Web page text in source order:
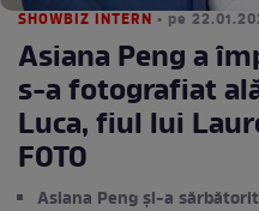
SHOWBIZ INTERN • pe
Asiana Peng a
s-a fotografiat
Luca, fiul lui
FOTO
Asiana Peng și-a